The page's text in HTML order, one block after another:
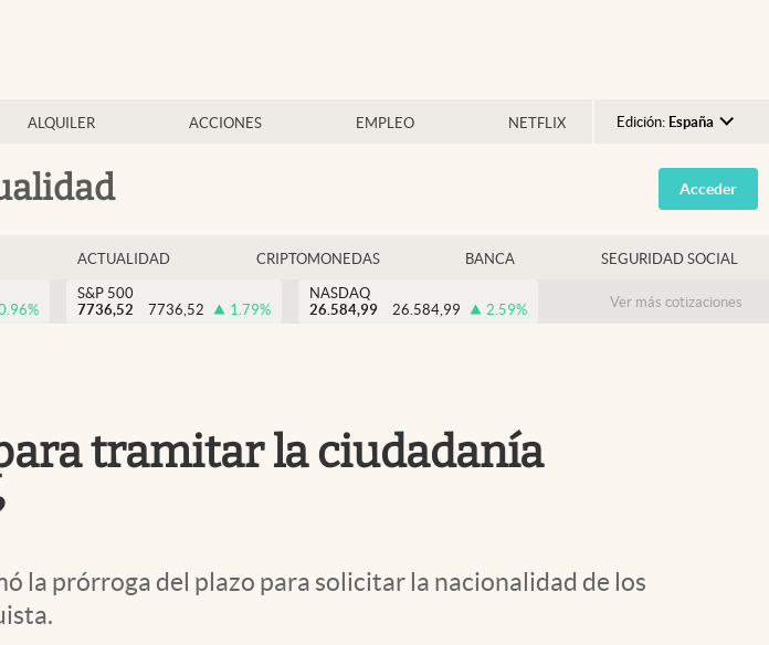
ALQUILER ACCIONES EMPLEO NETFLIX Edición: España
Argentina
España
USA
Colombia
Acceder
ACTUALIDAD CRIPTOMONEDAS BANCA SEGURIDAD SOCIAL
%
S&P 500
7736,52
7736,52 1.79%
NASDAQ
26.584,99
26.584,99 2.59% Ver más cotizaciones
tramitar la ciudadanía
prórroga del plazo para solicitar la nacionalidad de los